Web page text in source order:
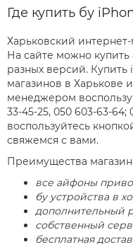
Где купить бу
Харьковский
На сайте можно
разных версий.
магазинов в Харькове
менеджером
33-45-25, 050 603-63-64;
воспользуйтесь
свяжемся с вами.
Преимущества
все айфоны
бу устройства в
дополнительный
собственный
бесплатная